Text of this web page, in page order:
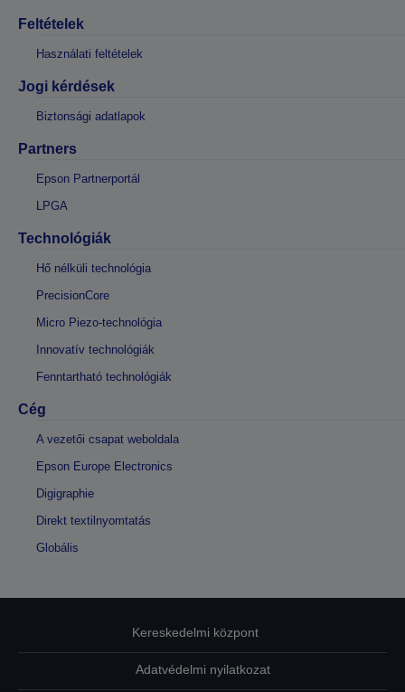
Feltételek
Használati feltételek
Jogi kérdések
Biztonsági adatlapok
Partners
Epson Partnerportál
LPGA
Technológiák
Hő nélküli technológia
PrecisionCore
Micro Piezo-technológia
Innovatív technológiák
Fenntartható technológiák
Cég
A vezetői csapat weboldala
Epson Europe Electronics
Digigraphie
Direkt textilnyomtatás
Globális
Kereskedelmi központ
Adatvédelmi nyilatkozat